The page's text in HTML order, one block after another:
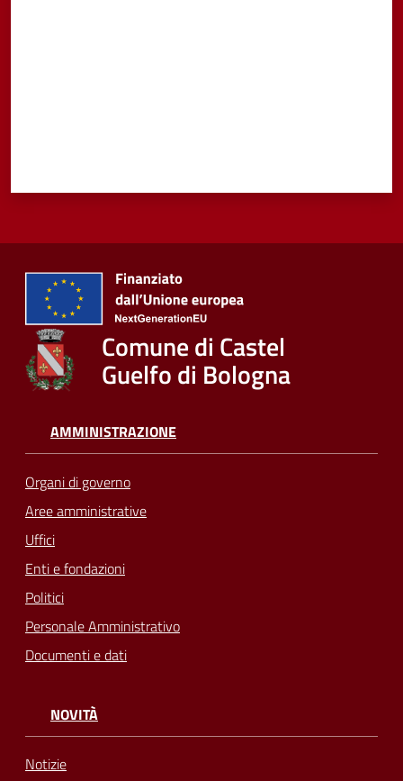
Comune di Castel
Guelfo di Bologna
AMMINISTRAZIONE
Organi di governo
Aree amministrative
Uffici
Enti e fondazioni
Politici
Personale Amministrativo
Documenti e dati
NOVITÀ
Notizie